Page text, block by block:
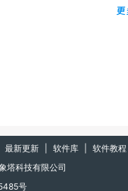
最新更新 软件库
软件教程
塔科技有限公司
号